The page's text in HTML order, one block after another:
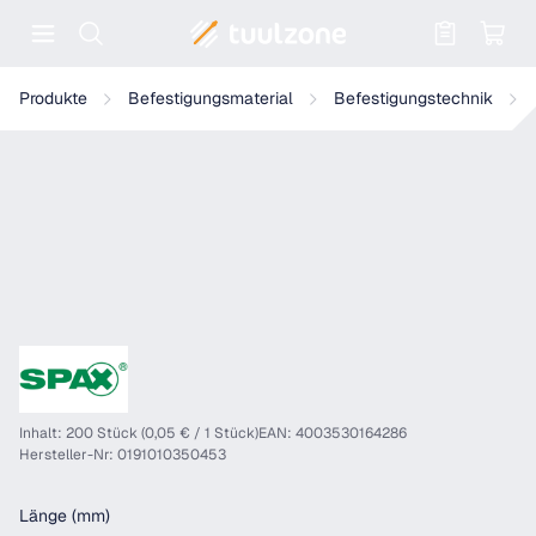
Produkte Befestigungsmaterial Befestigungstechnik
SPAX Senkmultikopf T-Star Plus T20 Teilgewinde WIROX, 200
Inhalt: 200 Stück (0,05 € / 1 Stück)EAN: 4003530164286
Hersteller-Nr: 0191010350453
Länge (mm)auswählen